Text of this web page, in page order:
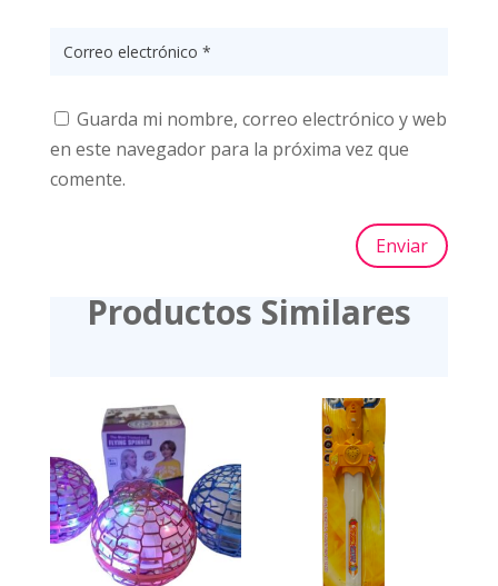
Guarda mi nombre, correo electrónico y web
en este navegador para la próxima vez que
comente.
Enviar
Productos Similares